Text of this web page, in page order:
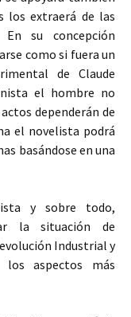
los extraerá de las
su concepción
como si fuera un
de Claude
el hombre no
dependerán de
el novelista podrá
basándose en una
y sobre todo,
la situación de
Industrial y
los aspectos más